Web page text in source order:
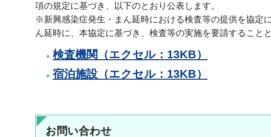
項の規定に基づき、以下のとおり公表します。
※新興感染症発生・まん延時における検査等の提供を協定
ん延時に、本協定に基づき、検査等の実施を要請すること
検査機関（エクセル：13KB）
宿泊施設（エクセル：13KB）
お問い合わせ